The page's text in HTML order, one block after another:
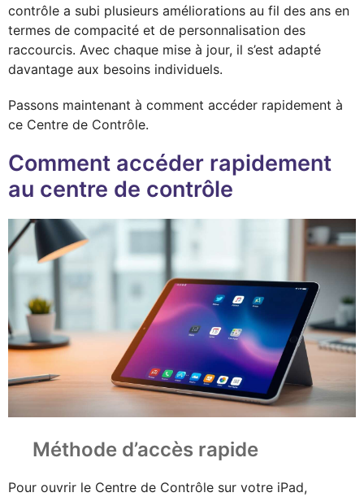
contrôle a subi plusieurs améliorations au fil des ans en
termes de compacité et de personnalisation des
raccourcis. Avec chaque mise à jour, il s’est adapté
davantage aux besoins individuels.
Passons maintenant à comment accéder rapidement à
ce Centre de Contrôle.
Comment accéder rapidement
au centre de contrôle
Méthode d’accès rapide
Pour ouvrir le Centre de Contrôle sur votre iPad,